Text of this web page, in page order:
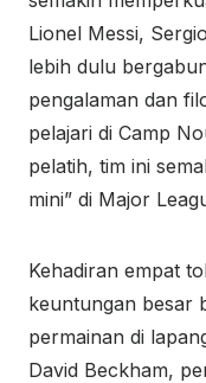
Lionel Messi,
lebih dulu
pengalaman dan
pelajari di Camp
pelatih, tim ini
mini” di Major
Kehadiran empat
keuntungan besar
permainan di
David Beckham,